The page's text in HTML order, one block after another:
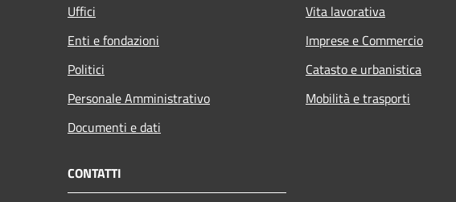
Uffici
Enti e fondazioni
Politici
Personale Amministrativo
Documenti e dati
Vita lavorativa
Imprese e Commercio
Catasto e urbanistica
Mobilità e trasporti
CONTATTI